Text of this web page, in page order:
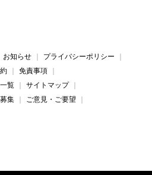
お知らせ
プライバシーポリシー
免責事項
覧
サイトマップ
集
ご意見・ご要望